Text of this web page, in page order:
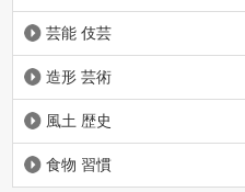
芸能 伎芸
造形 芸術
風土 歴史
食物 習慣